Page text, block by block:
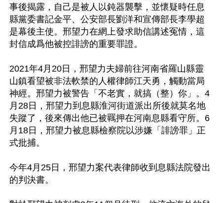
事後揭露，自己是被人以鈍器襲擊，並懷疑時任息
縣黨委書記金平、公安部長劉洋和宣傳部長李學超
是幕後主使。邢望力在網上發求助信講述冤情，這
封信成爲他被控誹謗的重要罪證。
2021年4月20日，邢望力夫婦前往河南省羅山縣靈
山鎮看望被非法軟禁的人權律師江天勇，觸動當局
神經。邢望力被警告「不老實，就搞（整）你」。4
月28日，邢望力到息縣淮河街道派出所後就莫名地
失蹤了，後來傳出他已被羈押在河南息縣看守所。6
月18日，邢望力被息縣檢察院以涉嫌「誹謗罪」正
式批捕。
今年4月25日，邢望力案代表律師收到息縣法院發出
的判決書。